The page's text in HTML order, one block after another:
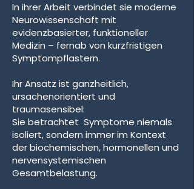
In ihrer Arbeit verbindet sie moderne
Neurowissenschaft mit
evidenzbasierter, funktioneller
Medizin – fernab von kurzfristigen
Symptompflastern.
Ihr Ansatz ist ganzheitlich,
ursachenorientiert und
traumasensibel:
Sie betrachtet Symptome niemals
isoliert, sondern immer im Kontext
der biochemischen, hormonellen und
nervensystemischen
Gesamtbelastung.